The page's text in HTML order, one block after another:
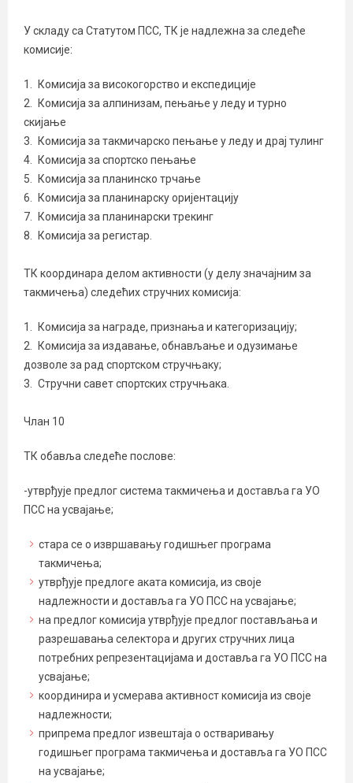
У складу са Статутом ПСС, ТК је надлежна за следеће
комисије:
Комисија за високогорство и експедиције
Комисија за алпинизам, пењање у леду и турно
скијање
Комисија за такмичарско пењање у леду и драј тулинг
Комисија за спортско пењање
Комисија за планинско трчање
Комисија за планинарску оријентацију
Комисија за планинарски трекинг
Комисија за регистар.
ТК координара делом активности (у делу значајним за
такмичења) следећих стручних комисија:
Комисија за награде, признања и категоризацију;
Комисија за издавање, обнављање и одузимање
дозволе за рад спортском стручњаку;
Стручни савет спортских стручњака.
Члан 10
ТК обавља следеће послове:
-утврђује предлог система такмичења и доставља га УО
ПСС на усвајање;
стара се о извршавању годишњег програма
такмичења;
утврђује предлоге аката комисија, из своје
надлежности и доставља га УО ПСС на усвајање;
на предлог комисија утврђује предлог постављања и
разрешавања селектора и других стручних лица
потребних репрезентацијама и доставља га УО ПСС на
усвајање;
координира и усмерава активност комисија из своје
надлежности;
припрема предлог извештаја о остваривању
годишњег програма такмичења и доставља га УО ПСС
на усвајање;